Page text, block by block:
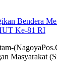
Bendera
Ke-81 RI
Masyarakat